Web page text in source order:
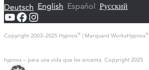
Deutsch English Español Русский
YouTube
Facebook
Instagram
Copyright 2003–2025 Hypnos® | Marquard WorksHypnos®
hypnos – para una vida que les encanta. Copyright 2025